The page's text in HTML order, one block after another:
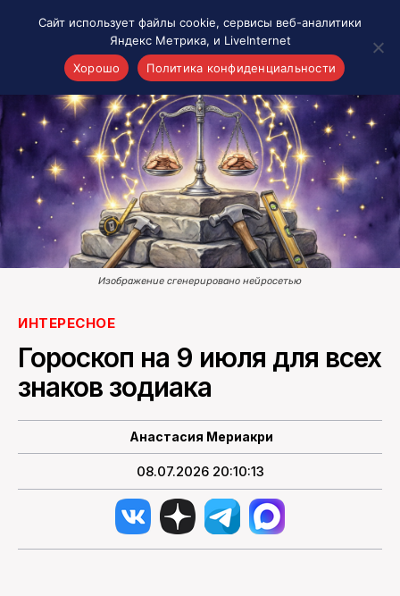
Акценты
Материалы о Рязани и области
Проекты 7 инфо
Здоровье
Интересное
Новости кино и ТВ
Новости России
Политика
Новости мира
О НАС
ПОИСК ПО САЙТУ
Изображение сгенерировано нейросетью
ИНТЕРЕСНОЕ
Гороскоп на 9 июля для всех
знаков зодиака
Анастасия Мериакри
08.07.2026 20:10:13
Сайт использует файлы cookie, сервисы веб-аналитики
Яндекс Метрика, и LiveInternet
Хорошо
Политика конфиденциальности